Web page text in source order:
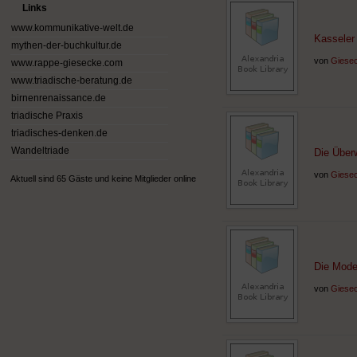
Links
www.kommunikative-welt.de
mythen-der-buchkultur.de
www.rappe-giesecke.com
www.triadische-beratung.de
birnenrenaissance.de
triadische Praxis
triadisches-denken.de
Wandeltriade
Aktuell sind 65 Gäste und keine Mitglieder online
von
Die
von
Die
von